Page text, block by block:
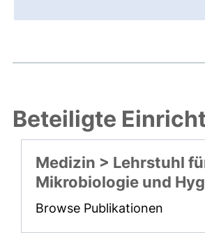
Beteiligte
Medizin > Lehrstuhl
Mikrobiologie und
Browse Publikationen